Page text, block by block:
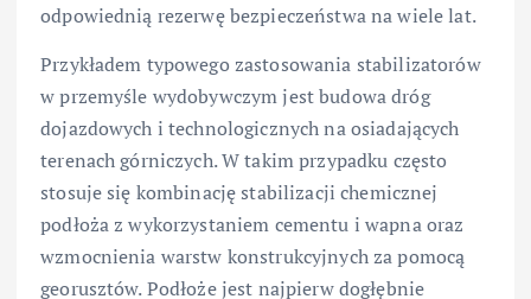
odpowiednią rezerwę bezpieczeństwa na wiele lat.
Przykładem typowego zastosowania stabilizatorów
w przemyśle wydobywczym jest budowa dróg
dojazdowych i technologicznych na osiadających
terenach górniczych. W takim przypadku często
stosuje się kombinację stabilizacji chemicznej
podłoża z wykorzystaniem cementu i wapna oraz
wzmocnienia warstw konstrukcyjnych za pomocą
georusztów. Podłoże jest najpierw dogłębnie